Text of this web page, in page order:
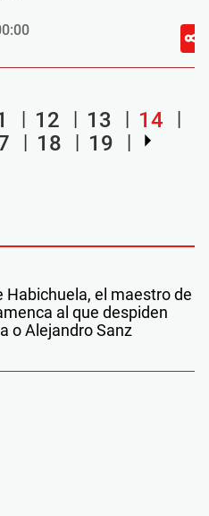
12 13
14
18 19
Habichuela, el maestro de
al que despiden
o Alejandro Sanz